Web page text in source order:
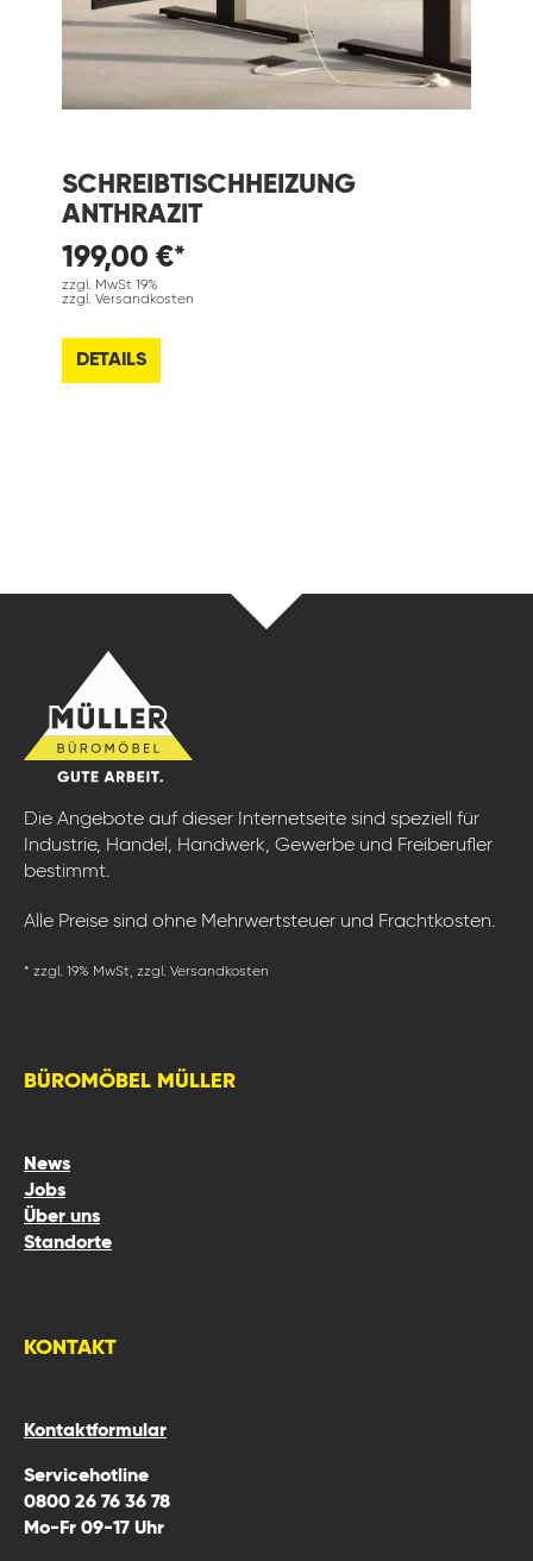
SCHREIBTISCHHEIZUNG
ANTHRAZIT
199,00 €*
zzgl. MwSt 19%
zzgl. Versandkosten
DETAILS
Die Angebote auf dieser Internetseite sind speziell für
Industrie, Handel, Handwerk, Gewerbe und Freiberufler
bestimmt.
Alle Preise sind ohne Mehrwertsteuer und Frachtkosten.
* zzgl. 19% MwSt, zzgl. Versandkosten
BÜROMÖBEL MÜLLER
News
Jobs
Über uns
Standorte
KONTAKT
Kontaktformular
Servicehotline
0800 26 76 36 78
Mo-Fr 09-17 Uhr